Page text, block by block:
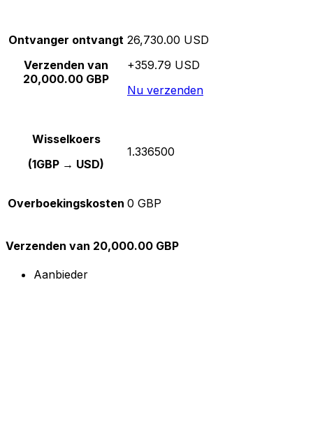
Ontvanger ontvangt
Verzenden van
20,000.00 GBP
26,730.00 USD
+359.79 USD
Nu verzenden
Wisselkoers
(1GBP → USD)
1.336500
Overboekingskosten 0 GBP
Verzenden van 20,000.00 GBP
Aanbieder